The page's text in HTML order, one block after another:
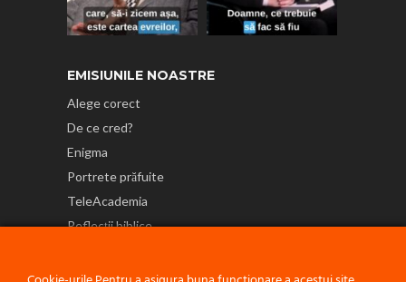
EMISIUNILE NOASTRE
Alege corect
De ce cred?
Enigma
Portrete prăfuite
TeleAcademia
Reflecții biblice